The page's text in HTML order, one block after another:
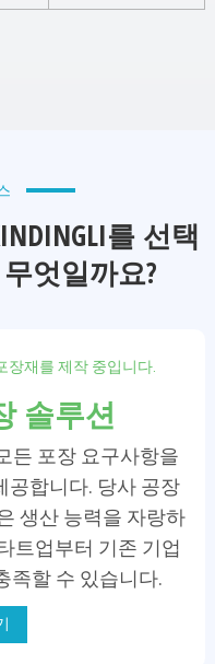
를 선택
엇일까요?
솔루션
든 포장 요구사항을
공합니다. 당사 공장
생산 능력을 자랑하
트업부터 기존 기업
족할 수 있습니다.